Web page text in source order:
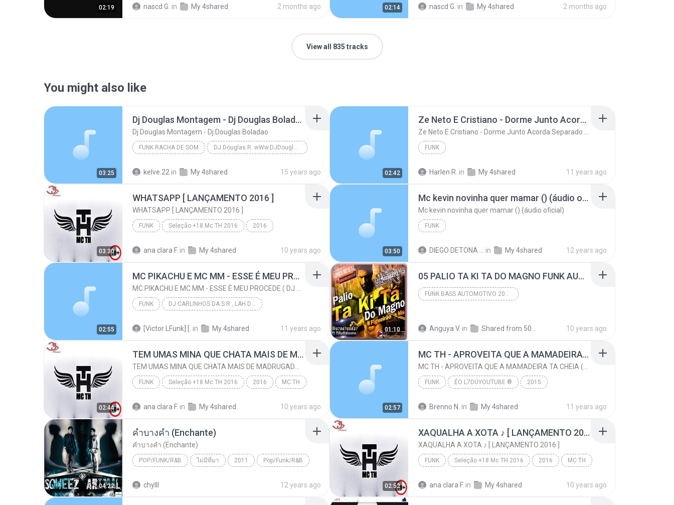
02:19 nascd G. in My 4shared 2 months ago 02:14 nascd G. in My 4shared 2 months ago
View all 835 tracks
You might also like
03:25
Dj Douglas Montagem - Dj Douglas Boladao
Dj Douglas Montagem - Dj Douglas Boladao
FUNK RACHA DE SOM DJ Douglas R. wWw.DJDouglasR.Blogspot.com (32)99071077 msn djdouglasricardo@live.com
kelve.22 in My 4shared 15 years ago 02:42
Ze Neto E Cristiano - Dorme Junto Acorda Separado - Top 20 Sertanejas de 2015
FUNK
Harlen R. in My 4shared 11 years ago
03:30
WHATSAPP [ LANÇAMENTO 2016 ]
WHATSAPP [ LANÇAMENTO 2016 ]
FUNK Seleção +18 Mc TH 2016 2016
ana clara F. in My 4shared 10 years ago 03:50
Mc kevin novinha quer mamar () (áudio oficial)
Mc kevin novinha quer mamar () (áudio oficial)
FUNK
in My 4shared 12 years ago
02:55
MC PIKACHU E MC MM - ESSE É MEU PROCEDE ( DJ CARLINHOS DA S.R )
FUNK DJ CARLINHOS DA S.R , LÁH DA SÃO RAFAEL .
[Victor LFunk] [. in My 4shared 11 years ago 01:10
05 PALIO TA KI TA DO MAGNO FUNK AUTOMOTIVO VOLUME 01.mp3
FUNK BASS AUTOMOTIVO 2016 LANÇAMENTOS
FUNK BASS AUTOMOTIVO 2016 LANÇAMENTOS
Anguya V. in 10 years ago
02:44
TEM UMAS MINA QUE CHATA MAIS DE MADRUGADA CHORA ♫ [LANÇAMENTO 2015]
FUNK Seleção +18 Mc TH 2016 2016 MC TH
ana clara F. in My 4shared 10 years ago 02:57
MC TH - APROVEITA QUE A MAMADEIRA TA CHEIA (LANÇAMENTO OFICIAL 2015)
FUNK ÉO L7DÚYOUTUBE ® 2015
Brenno N. in My 4shared 11 years ago
04:22
คำบางคำ (Enchante)
คำบางคำ (Enchante)
POP/FUNK/R&B ไม่มีที่มา 2011 Pop/Funk/R&B
chylll 12 years ago 02:52
XAQUALHA A XOTA ♪ [ LANÇAMENTO 2016 ]
XAQUALHA A XOTA ♪ [ LANÇAMENTO 2016 ]
FUNK Seleção +18 Mc TH 2016 2016 MC TH
ana clara F. in My 4shared 10 years ago